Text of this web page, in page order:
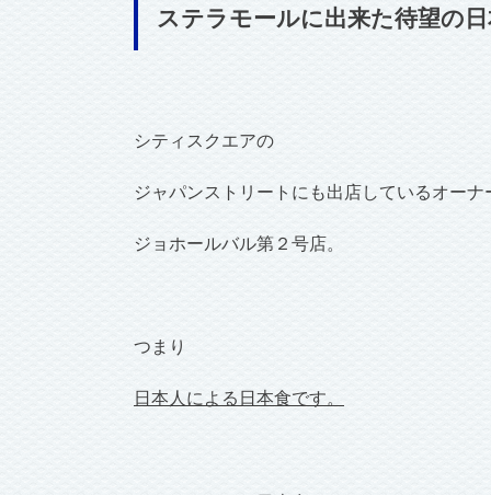
ステラモールに出来た待望の
シティスクエアの
ジャパンストリートにも出店しているオー
ジョホールバル第２号店。
つまり
日本人による日本食です。